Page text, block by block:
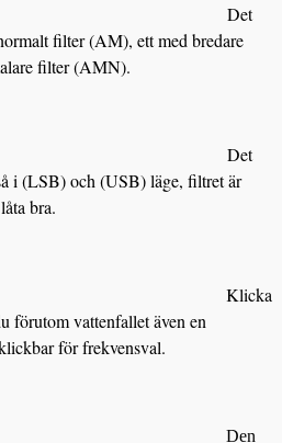
Det
filter (AM), ett med bredare
filter (AMN).
Det
i (LSB) och (USB) läge, filtret är
bra.
Klicka
förutom vattenfallet även en
för frekvensval.
Den